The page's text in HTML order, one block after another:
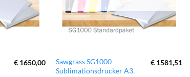
€ 1650,00
Sawgrass SG1000
Sublimationsdrucker A3,
€ 1581,51